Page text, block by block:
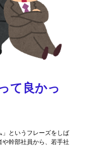
て良かっ
というフレーズをしば
や幹部社員から、若手社